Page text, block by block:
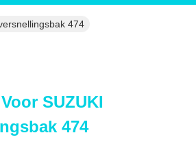
474
SUZUKI
474